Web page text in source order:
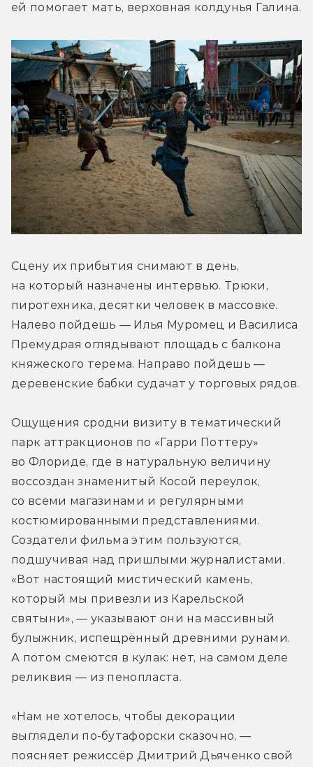
ей помогает мать, верховная колдунья Галина.
Сцену их прибытия снимают в день,
на который назначены интервью. Трюки,
пиротехника, десятки человек в массовке.
Налево пойдешь — Илья Муромец и Василиса
Премудрая оглядывают площадь с балкона
княжеского терема. Направо пойдешь —
деревенские бабки судачат у торговых рядов.
Ощущения сродни визиту в тематический
парк аттракционов по «Гарри Поттеру»
во Флориде, где в натуральную величину
воссоздан знаменитый Косой переулок,
со всеми магазинами и регулярными
костюмированными представлениями.
Создатели фильма этим пользуются,
подшучивая над пришлыми журналистами.
«Вот настоящий мистический камень,
который мы привезли из Карельской
святыни», — указывают они на массивный
булыжник, испещрённый древними рунами.
А потом смеются в кулак: нет, на самом деле
реликвия — из пенопласта.
«Нам не хотелось, чтобы декорации
выглядели по-бутафорски сказочно, —
поясняет режиссёр Дмитрий Дьяченко свой